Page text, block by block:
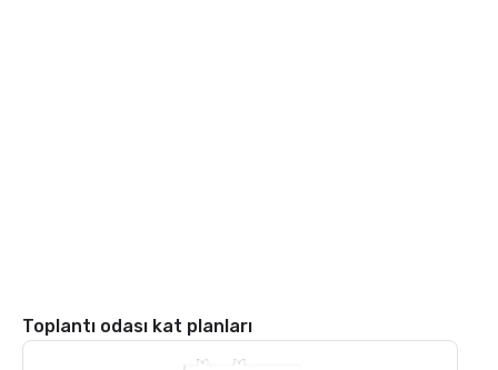
Toplantı odası kat planları